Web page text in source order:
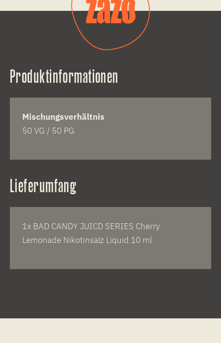
Produktinformationen
Mischungsverhältnis
50 VG / 50 PG
Lieferumfang
1x BAD CANDY JUICD SERIES Cherry
Lemonade Nikotinsalz Liquid 10 ml